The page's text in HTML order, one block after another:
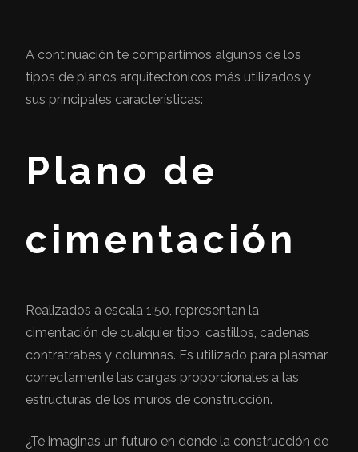
A continuación te compartimos algunos de los
tipos de planos arquitectónicos más utilizados y
sus principales características:
Plano de
cimentación
Realizados a escala 1:50, representan la
cimentación de cualquier tipo; castillos, cadenas
contratrabes y columnas. Es utilizado para plasmar
correctamente las cargas proporcionales a las
estructuras de los muros de construcción.
¿Te imaginas un futuro en donde la construcción de